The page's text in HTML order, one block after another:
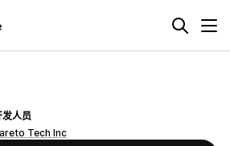
发人员
Tech Inc